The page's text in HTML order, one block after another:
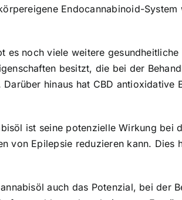
Endocannabinoid-
noch viele weitere
besitzt, die bei der
hinaus hat CBD
ist seine potenzielle Wirkung
von Epilepsie reduzieren kann.
auch das Potenzial, bei der